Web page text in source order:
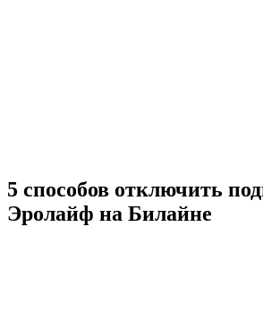
5 способов отключить
Эролайф на Билайне